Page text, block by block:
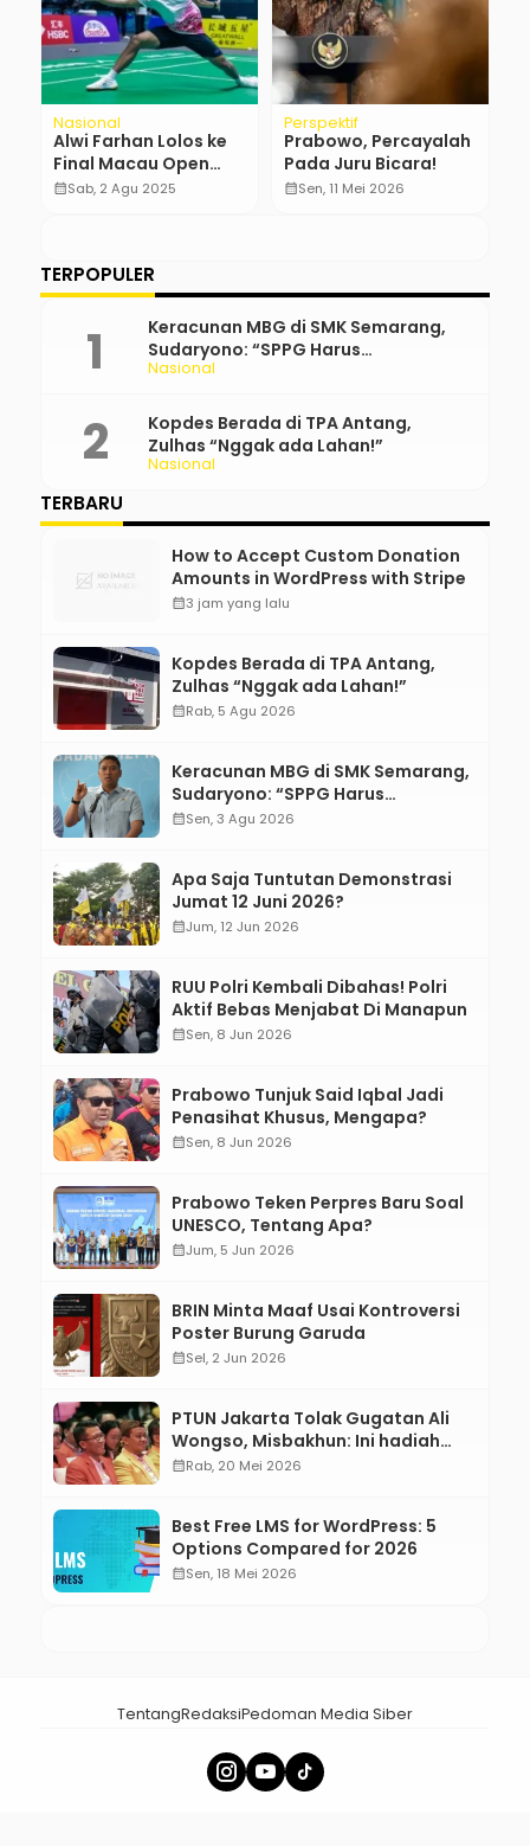
Nasional
Alwi Farhan Lolos ke
Final Macau Open
2025 Usai Jinakkan
calendar_monthSab, 2 Agu 2025
Perspektif
Prabowo, Percayalah
Pada Juru Bicara!
calendar_monthSen, 11 Mei 2026
TERPOPULER
Nasional
Keracunan MBG di SMK Semarang,
Sudaryono: “SPPG Harus
Bertanggung Jawab!”
Nasional
Kopdes Berada di TPA Antang,
Zulhas “Nggak ada Lahan!”
TERBARU
How to Accept Custom Donation
Amounts in WordPress with Stripe
calendar_month3 jam yang lalu
Kopdes Berada di TPA Antang,
Zulhas “Nggak ada Lahan!”
calendar_monthRab, 5 Agu 2026
Keracunan MBG di SMK Semarang,
Sudaryono: “SPPG Harus
Bertanggung Jawab!”
calendar_monthSen, 3 Agu 2026
Apa Saja Tuntutan Demonstrasi
Jumat 12 Juni 2026?
calendar_monthJum, 12 Jun 2026
RUU Polri Kembali Dibahas! Polri
Aktif Bebas Menjabat Di Manapun
calendar_monthSen, 8 Jun 2026
Prabowo Tunjuk Said Iqbal Jadi
Penasihat Khusus, Mengapa?
calendar_monthSen, 8 Jun 2026
Prabowo Teken Perpres Baru Soal
UNESCO, Tentang Apa?
calendar_monthJum, 5 Jun 2026
BRIN Minta Maaf Usai Kontroversi
Poster Burung Garuda
calendar_monthSel, 2 Jun 2026
PTUN Jakarta Tolak Gugatan Ali
Wongso, Misbakhun: Ini hadiah
Ulang Tahun Ke-66 SOKSI
calendar_monthRab, 20 Mei 2026
Best Free LMS for WordPress: 5
Options Compared for 2026
calendar_monthSen, 18 Mei 2026
TentangRedaksiPedoman Media Siber